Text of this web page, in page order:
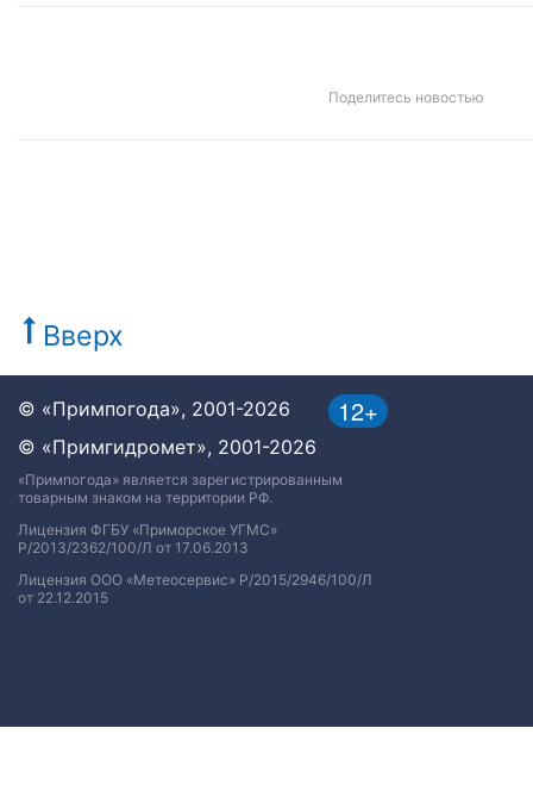
Поделитесь новостью
Вверх
12+
© «Примпогода», 2001-2026
© «Примгидромет», 2001-2026
«Примпогода» является зарегистрированным
товарным знаком на территории РФ.
Лицензия ФГБУ «Приморское УГМС»
Р/2013/2362/100/Л от 17.06.2013
Лицензия ООО «Метеосервис» Р/2015/2946/100/Л
от 22.12.2015